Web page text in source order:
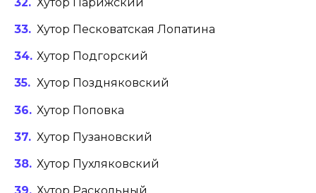
Хутор Песковатская Лопатина
Хутор Подгорский
Хутор Поздняковский
Хутор Поповка
Хутор Пузановский
Хутор Пухляковский